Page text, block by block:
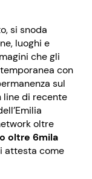
si snoda
luoghi e
che gli
con
sul
line di recente
oltre
oltre 6mila
attesta come